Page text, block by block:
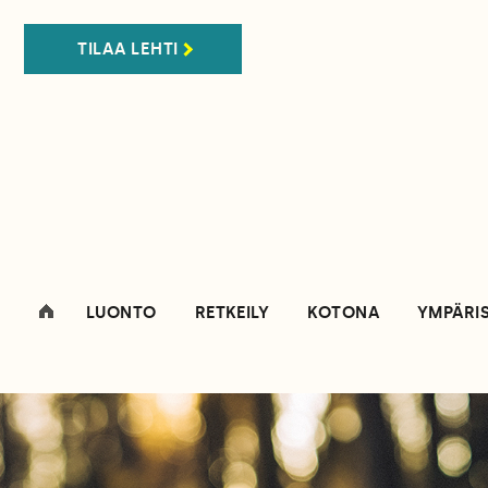
TILAA LEHTI
LUONTO RETKEILY KOTONA